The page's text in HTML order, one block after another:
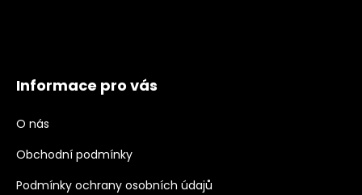
Informace pro vás
O nás
Obchodní podmínky
Podmínky ochrany osobních údajů